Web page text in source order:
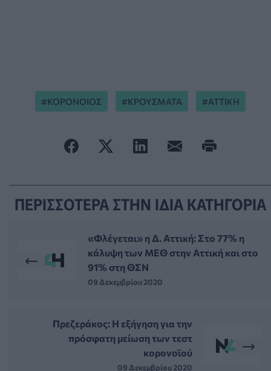
ΚΟΡΟΝΟΙΟΣ ΚΡΟΥΣΜΑΤΑ ΑΤΤΙΚΗ
ΠΕΡΙΣΣΟΤΕΡΑ ΣΤΗΝ ΙΔΙΑ ΚΑΤΗΓΟΡΙΑ
«Φλέγεται» η Δ. Αττική: Στο 77% η
κάλυψη των ΜΕΘ στην Αττική και στο
91% στη ΘΣΝ
09 Δεκεμβρίου 2020
Πρεζεράκος: Η εξήγηση για την
πρόσφατη μείωση των τεστ
κορονοϊού
09 Δεκεμβρίου 2020